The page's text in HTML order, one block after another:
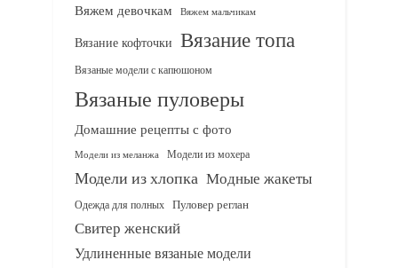
Вяжем девочкам Вяжем мальчикам
Вязание кофточки Вязание топа
Вязаные модели с капюшоном
Вязаные пуловеры
Домашние рецепты с фото
Модели из меланжа Модели из мохера
Модели из хлопка Модные жакеты
Одежда для полных Пуловер реглан
Свитер женский
Удлиненные вязаные модели